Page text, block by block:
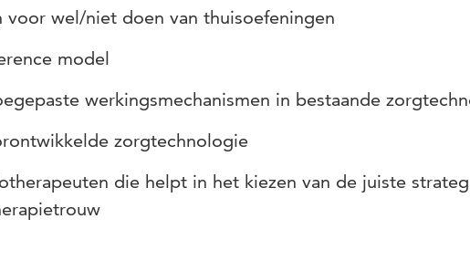
voor wel/niet doen van thuisoefeningen
model
werkingsmechanismen in bestaande
zorgtechnologie
die helpt in het kiezen van de juiste